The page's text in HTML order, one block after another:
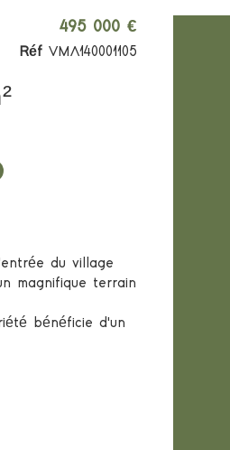
145 m²
495 000 €
Réf VMA140001105
du village
magnifique terrain
bénéficie d'un
familiale ou